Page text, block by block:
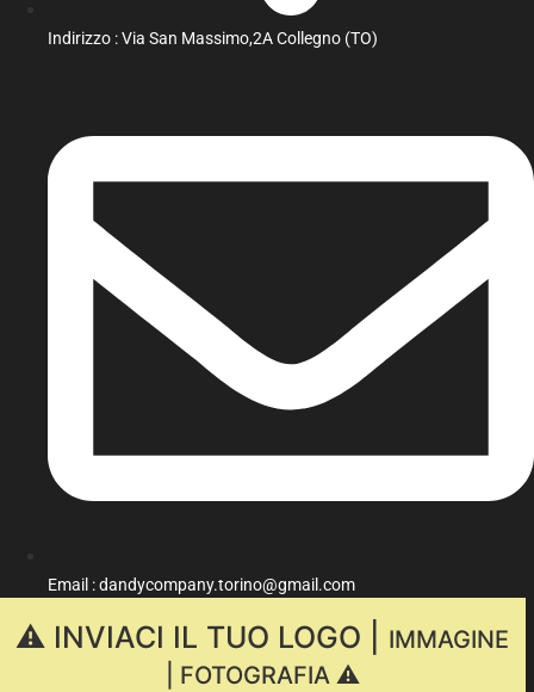
Indirizzo : Via San Massimo,2A Collegno (TO)
Email : dandycompany.torino@gmail.com
⚠️ INVIACI IL TUO LOGO |
IMMAGINE
| FOTOGRAFIA ⚠️